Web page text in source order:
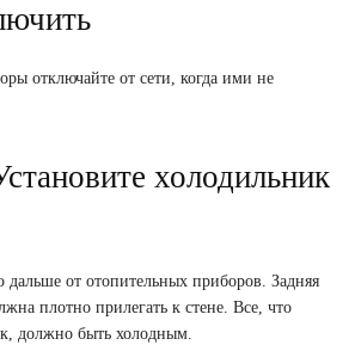
отключайте от сети, когда ими не
холодильник
от отопительных приборов. Задняя
плотно прилегать к стене. Все, что
должно быть холодным.